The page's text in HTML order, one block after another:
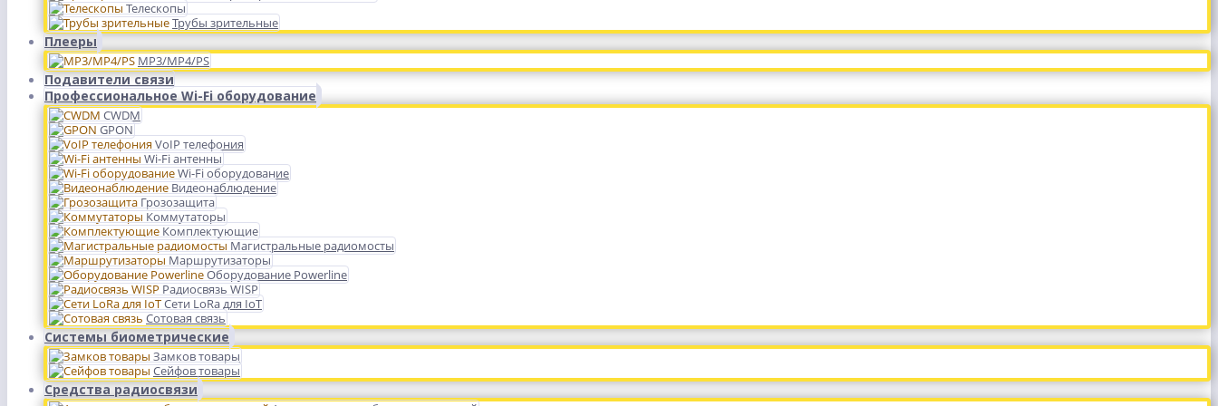
Телескопы
Трубы зрительные
Плееры
MP3/MP4/PS
Подавители связи
Профессиональное Wi-Fi оборудование
CWDM
GPON
VoIP телефония
Wi-Fi антенны
Wi-Fi оборудование
Видеонаблюдение
Грозозащита
Коммутаторы
Комплектующие
Магистральные радиомосты
Маршрутизаторы
Оборудование Powerline
Радиосвязь WISP
Сети LoRa для IoT
Сотовая связь
Системы биометрические
Замков товары
Сейфов товары
Средства радиосвязи